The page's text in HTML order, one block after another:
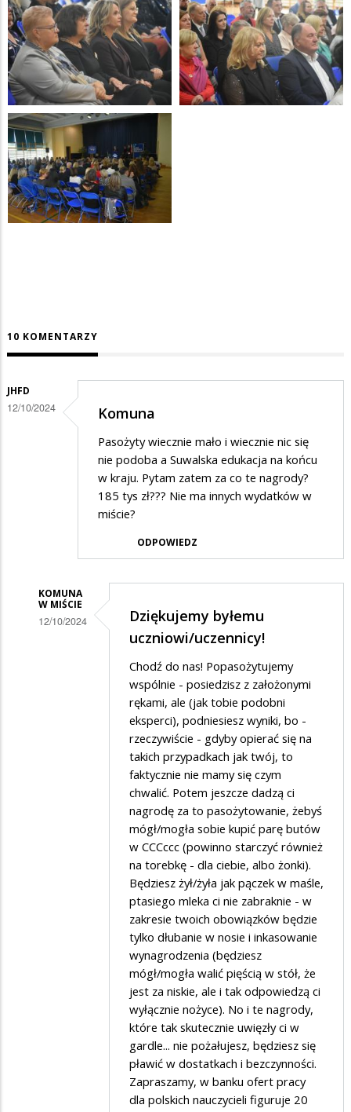
10 KOMENTARZY
JHFD
12/10/2024 Komuna
Pasożyty wiecznie mało i wiecznie nic się
nie podoba a Suwalska edukacja na końcu
w kraju. Pytam zatem za co te nagrody?
185 tys zł??? Nie ma innych wydatków w
miście?
ODPOWIEDZ
KOMUNA
W MIŚCIE
12/10/2024
Dziękujemy byłemu
uczniowi/uczennicy!
Chodź do nas! Popasożytujemy
wspólnie - posiedzisz z założonymi
rękami, ale (jak tobie podobni
eksperci), podniesiesz wyniki, bo -
rzeczywiście - gdyby opierać się na
takich przypadkach jak twój, to
faktycznie nie mamy się czym
chwalić. Potem jeszcze dadzą ci
nagrodę za to pasożytowanie, żebyś
mógł/mogła sobie kupić parę butów
w CCCccc (powinno starczyć również
na torebkę - dla ciebie, albo żonki).
Będziesz żył/żyła jak pączek w maśle,
ptasiego mleka ci nie zabraknie - w
zakresie twoich obowiązków będzie
tylko dłubanie w nosie i inkasowanie
wynagrodzenia (będziesz
mógł/mogła walić pięścią w stół, że
jest za niskie, ale i tak odpowiedzą ci
wyłącznie nożyce). No i te nagrody,
które tak skutecznie uwięzły ci w
gardle... nie pożałujesz, będziesz się
pławić w dostatkach i bezczynności.
Zapraszamy, w banku ofert pracy
dla polskich nauczycieli figuruje 20